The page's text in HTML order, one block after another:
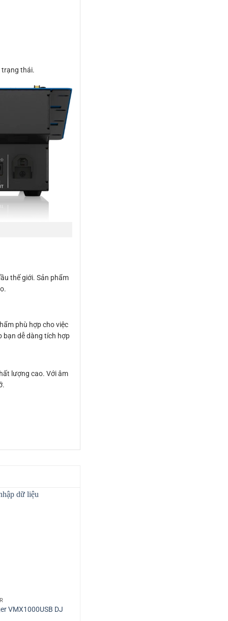
trạng thái.
thế giới. Sản phẩm
phù hợp cho việc
bạn dễ dàng tích hợp
lượng cao. Với âm
VMX1000USB DJ